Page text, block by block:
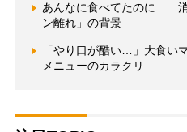
あんなに食べてたのに…
ン離れ」の背景
「やり口が酷い…」大食い
メニューのカラクリ